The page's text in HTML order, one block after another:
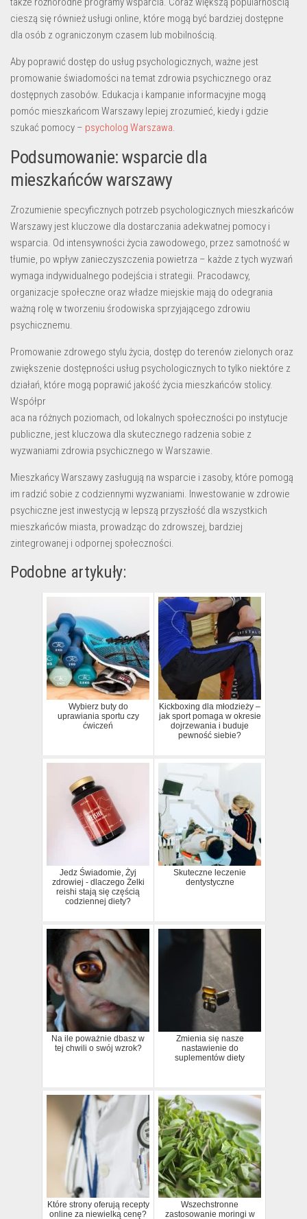
cieszą się również usługi online, które mogą być bardziej dostępne
dla osób z ograniczonym czasem lub mobilnością.
Aby poprawić dostęp do usług psychologicznych, ważne jest
promowanie świadomości na temat zdrowia psychicznego oraz
dostępnych zasobów. Edukacja i kampanie informacyjne mogą
pomóc mieszkańcom Warszawy lepiej zrozumieć, kiedy i gdzie
szukać pomocy – psycholog Warszawa.
Podsumowanie: wsparcie dla
mieszkańców warszawy
Zrozumienie specyficznych potrzeb psychologicznych mieszkańców
Warszawy jest kluczowe dla dostarczania adekwatnej pomocy i
wsparcia. Od intensywności życia zawodowego, przez samotność w
tłumie, po wpływ zanieczyszczenia powietrza – każde z tych wyzwań
wymaga indywidualnego podejścia i strategii. Pracodawcy,
organizacje społeczne oraz władze miejskie mają do odegrania
ważną rolę w tworzeniu środowiska sprzyjającego zdrowiu
psychicznemu.
Promowanie zdrowego stylu życia, dostęp do terenów zielonych oraz
zwiększenie dostępności usług psychologicznych to tylko niektóre z
działań, które mogą poprawić jakość życia mieszkańców stolicy.
Współpr
aca na różnych poziomach, od lokalnych społeczności po instytucje
publiczne, jest kluczowa dla skutecznego radzenia sobie z
wyzwaniami zdrowia psychicznego w Warszawie.
Mieszkańcy Warszawy zasługują na wsparcie i zasoby, które pomogą
im radzić sobie z codziennymi wyzwaniami. Inwestowanie w zdrowie
psychiczne jest inwestycją w lepszą przyszłość dla wszystkich
mieszkańców miasta, prowadząc do zdrowszej, bardziej
zintegrowanej i odpornej społeczności.
Podobne artykuły:
Wybierz buty do
uprawiania sportu czy
ćwiczeń
Kickboxing dla młodzieży –
jak sport pomaga w okresie
dojrzewania i buduje
pewność siebie?
Jedz Świadomie, Żyj
zdrowiej - dlaczego Żelki
reishi stają się częścią
codziennej diety?
Skuteczne leczenie
dentystyczne
Na ile poważnie dbasz w
tej chwili o swój wzrok?
Zmienia się nasze
nastawienie do
suplementów diety
Które strony oferują recepty
online za niewielką cenę?
Wszechstronne
zastosowanie moringi w